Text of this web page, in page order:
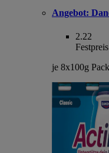
Angebot:
2.22
je 8x100g